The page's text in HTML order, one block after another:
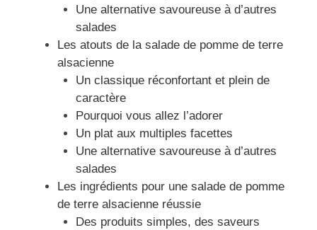
Une alternative savoureuse à d’autres
salades
Les atouts de la salade de pomme de terre
alsacienne
Un classique réconfortant et plein de
caractère
Pourquoi vous allez l’adorer
Un plat aux multiples facettes
Une alternative savoureuse à d’autres
salades
Les ingrédients pour une salade de pomme
de terre alsacienne réussie
Des produits simples, des saveurs